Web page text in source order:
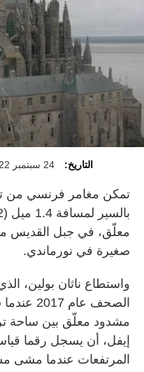
التاريخ: 24 سبتمبر 2022
تمكن مغامر فرنسي من
معلّق، في جبل القديس
صغيرة في نورماندي.
واستطاع ناثان بولين،
مشدود معلّق بين ساحة
إيفل، أن يسجل رقما